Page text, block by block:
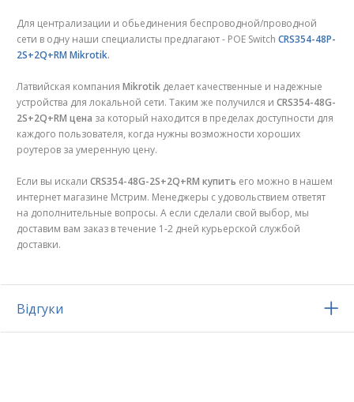
Для централизации и обьединения беспроводной/проводной
сети в одну наши специалисты предлагают - POE Switch CRS354-48P-
2S+2Q+RM Mikrotik.
Латвийская компания Mikrotik делает качественные и надежные
устройства для локальной сети. Таким же получился и CRS354-48G-
2S+2Q+RM цена за который находится в пределах доступности для
каждого пользователя, когда нужны возможности хороших
роутеров за умеренную цену.
Если вы искали CRS354-48G-2S+2Q+RM купить его можно в нашем
интернет магазине Мстрим. Менеджеры с удовольствием ответят
на дополнительные вопросы. А если сделали свой выбор, мы
доставим вам заказ в течение 1-2 дней курьерской службой
доставки.
Відгуки